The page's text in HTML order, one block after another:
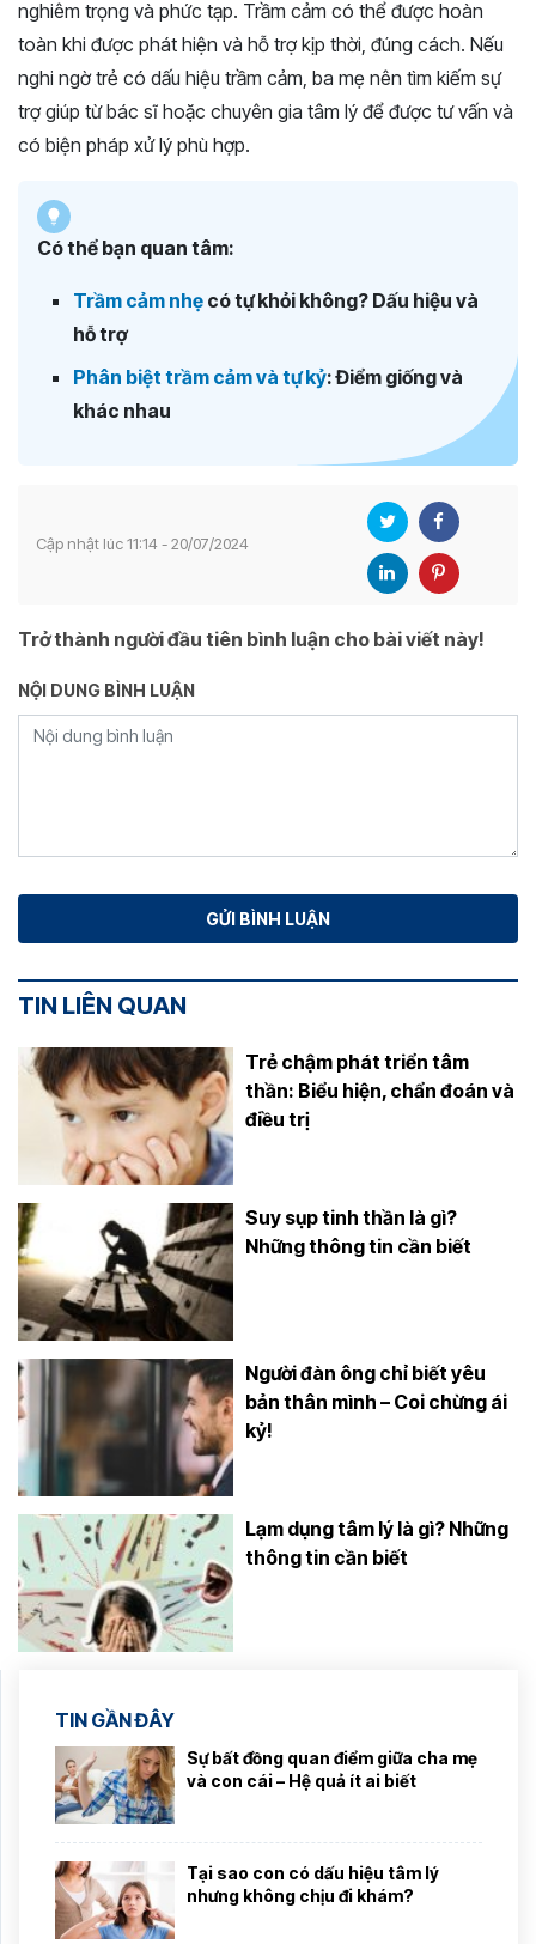
nghiêm trọng và phức tạp. Trầm cảm có thể được hoàn
toàn khi được phát hiện và hỗ trợ kịp thời, đúng cách. Nếu
nghi ngờ trẻ có dấu hiệu trầm cảm, ba mẹ nên tìm kiếm sự
trợ giúp từ bác sĩ hoặc chuyên gia tâm lý để được tư vấn và
có biện pháp xử lý phù hợp.
Có thể bạn quan tâm:
Trầm cảm nhẹ có tự khỏi không? Dấu hiệu và
hỗ trợ
Phân biệt trầm cảm và tự kỷ: Điểm giống và
khác nhau
Cập nhật lúc 11:14 - 20/07/2024
Trở thành người đầu tiên bình luận cho bài viết này!
NỘI DUNG BÌNH LUẬN
TIN LIÊN QUAN
Trẻ chậm phát triển tâm
thần: Biểu hiện, chẩn đoán và
điều trị
Suy sụp tinh thần là gì?
Những thông tin cần biết
Người đàn ông chỉ biết yêu
bản thân mình – Coi chừng ái
kỷ!
Lạm dụng tâm lý là gì? Những
thông tin cần biết
TIN GẦN ĐÂY
Sự bất đồng quan điểm giữa cha mẹ
và con cái – Hệ quả ít ai biết
Tại sao con có dấu hiệu tâm lý
nhưng không chịu đi khám?